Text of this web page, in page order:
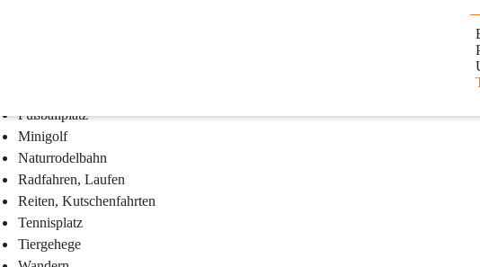
Fußballplatz
Minigolf
Naturrodelbahn
Radfahren, Laufen
Reiten, Kutschenfahrten
Tennisplatz
Tiergehege